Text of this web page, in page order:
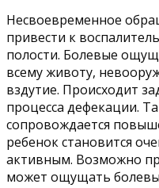
Несвоевременное
привести к
полости. Болевые
всему животу,
вздутие. Происходит
процесса дефекации.
сопровождается
ребенок становится
активным. Возможно
может ощущать